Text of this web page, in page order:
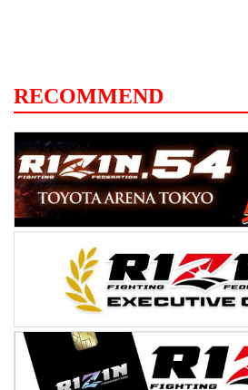
RECOMMEND